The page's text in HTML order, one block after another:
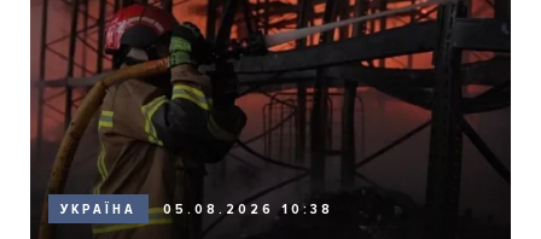
УКРАЇНА 05.08.2026 10:38